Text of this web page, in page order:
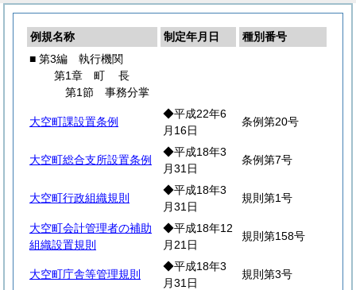
例規名称 制定年月日
種別番号
■ 第3編 執行機関
第1章 町長
第1節 事務分掌
大空町課設置条例
◆平成22年6
月16日
条例第20号
大空町総合支所設置条例
◆平成18年3
月31日
条例第7号
大空町行政組織規則
◆平成18年3
月31日
規則第1号
大空町会計管理者の補助
組織設置規則
◆平成18年12
月21日
規則第158号
大空町庁舎等管理規則
◆平成18年3
月31日
規則第3号